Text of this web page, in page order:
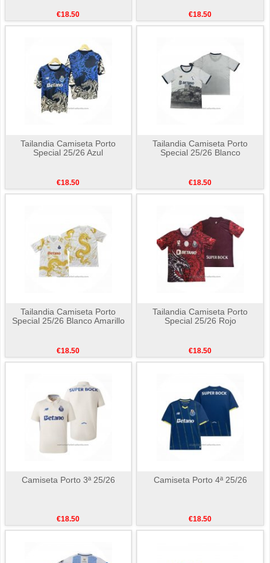
€18.50 €18.50
Tailandia Camiseta Porto
Special 25/26 Azul
€18.50
Tailandia Camiseta Porto
Special 25/26 Blanco
€18.50
Tailandia Camiseta Porto
Special 25/26 Blanco Amarillo
€18.50
Tailandia Camiseta Porto
Special 25/26 Rojo
€18.50
Camiseta Porto 3ª 25/26
€18.50
Camiseta Porto 4ª 25/26
€18.50